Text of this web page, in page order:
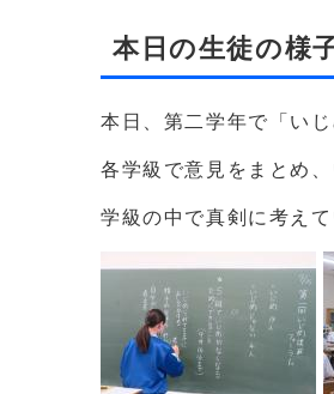
本日の生徒の様
本日、第二学年で「い
各学級で意見をまとめ
学級の中で真剣に考え